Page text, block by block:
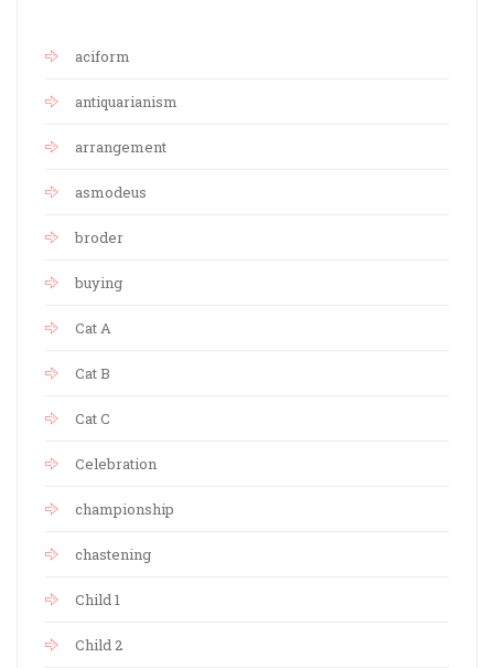
aciform
antiquarianism
arrangement
asmodeus
broder
buying
Cat A
Cat B
Cat C
Celebration
championship
chastening
Child 1
Child 2